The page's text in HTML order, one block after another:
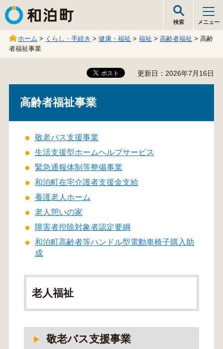
和泊町
検索 メニュー
ホーム > くらし・手続き >健康・福祉 >福祉 >高齢者福祉 > 高齢
者福祉事業
更新日：2026年7月16日
高齢者福祉事業
敬老バス支援事業
生活支援型ホームヘルプサービス
緊急通報体制等整備事業
和泊町在宅介護者支援金支給
養護老人ホーム
老人憩いの家
障害者控除対象者認定要綱
和泊町高齢者等ハンドル型電動車椅子購入助
成
老人福祉
敬老バス支援事業